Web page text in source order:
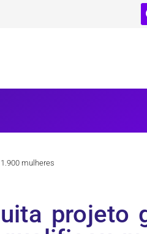
mulheres
projeto